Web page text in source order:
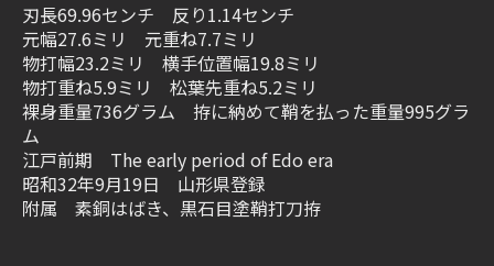
刃長69.96センチ 反り1.14センチ
元幅27.6ミリ 元重ね7.7ミリ
物打幅23.2ミリ 横手位置幅19.8ミリ
物打重ね5.9ミリ 松葉先重ね5.2ミリ
裸身重量736グラム 拵に納めて鞘を払った重量995グラ
ム
江戸前期 The early period of Edo era
昭和32年9月19日 山形県登録
附属 素銅はばき、黒石目塗鞘打刀拵